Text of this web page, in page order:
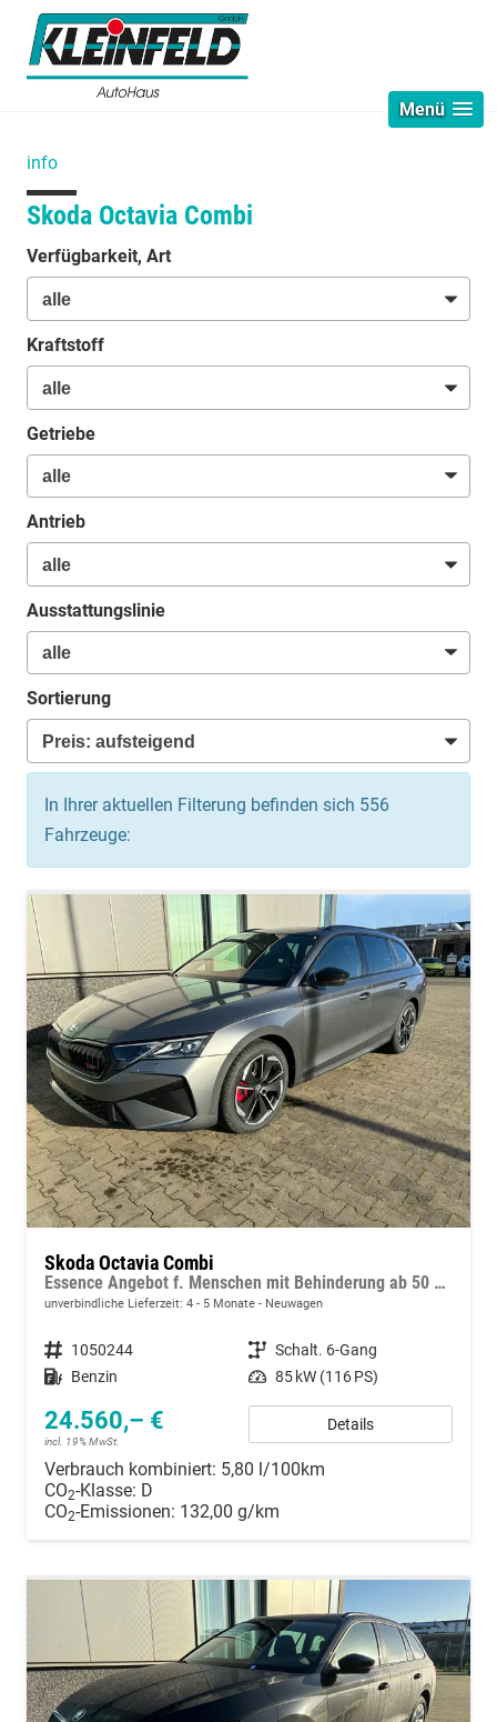
Menü
info
Skoda Octavia Combi
Verfügbarkeit, Art
Kraftstoff
Getriebe
Antrieb
Ausstattungslinie
Sortierung
In Ihrer aktuellen Filterung befinden sich 556
Fahrzeuge:
Skoda Octavia Combi
Essence Angebot f. Menschen mit Behinderung ab 50 %! 1.5 TSI 115PS, 2-Zonen-Climatronic, Parksensoren hinten, Radio 10"/Bluetooth/DAB, Tempomat, LED-Scheinwerfer, M-Lederlenkrad, Dachreling, 8x Airbags
unverbindliche Lieferzeit: 4 - 5 Monate Neuwagen
Fahrzeugnummer 1050244 Getriebe Schalt. 6-Gang
Kraftstoff Benzin Leistung 85 kW (116 PS)
24.560,– €
incl. 19% MwSt.
Details
Verbrauch kombiniert: 5,80 l/100km
CO2-Klasse: D
CO2-Emissionen: 132,00 g/km